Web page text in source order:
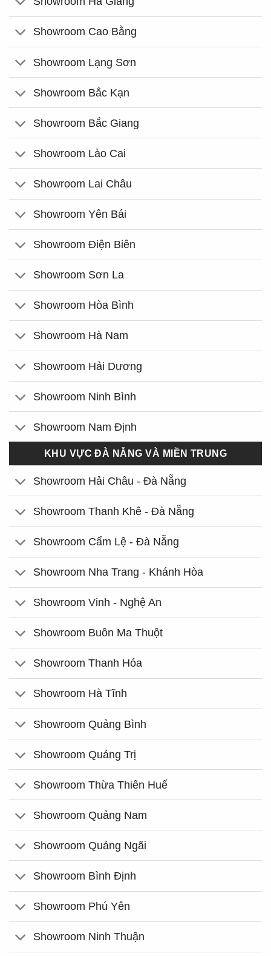
Showroom Cao Bằng
Showroom Lạng Sơn
Showroom Bắc Kạn
Showroom Bắc Giang
Showroom Lào Cai
Showroom Lai Châu
Showroom Yên Bái
Showroom Điện Biên
Showroom Sơn La
Showroom Hòa Bình
Showroom Hà Nam
Showroom Hải Dương
Showroom Ninh Bình
Showroom Nam Định
KHU VỰC ĐÀ NẴNG VÀ MIỀN TRUNG
Showroom Hải Châu - Đà Nẵng
Showroom Thanh Khê - Đà Nẵng
Showroom Cẩm Lệ - Đà Nẵng
Showroom Nha Trang - Khánh Hòa
Showroom Vinh - Nghệ An
Showroom Buôn Ma Thuột
Showroom Thanh Hóa
Showroom Hà Tĩnh
Showroom Quảng Bình
Showroom Quảng Trị
Showroom Thừa Thiên Huế
Showroom Quảng Nam
Showroom Quảng Ngãi
Showroom Bình Định
Showroom Phú Yên
Showroom Ninh Thuận